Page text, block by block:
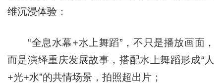
维沉浸体验：
“全息水幕+水上舞蹈”，不只是播放画面，
而是演绎重庆发展故事，搭配水上舞蹈形成“人
+光+水”的共情场景，拍照超出片；